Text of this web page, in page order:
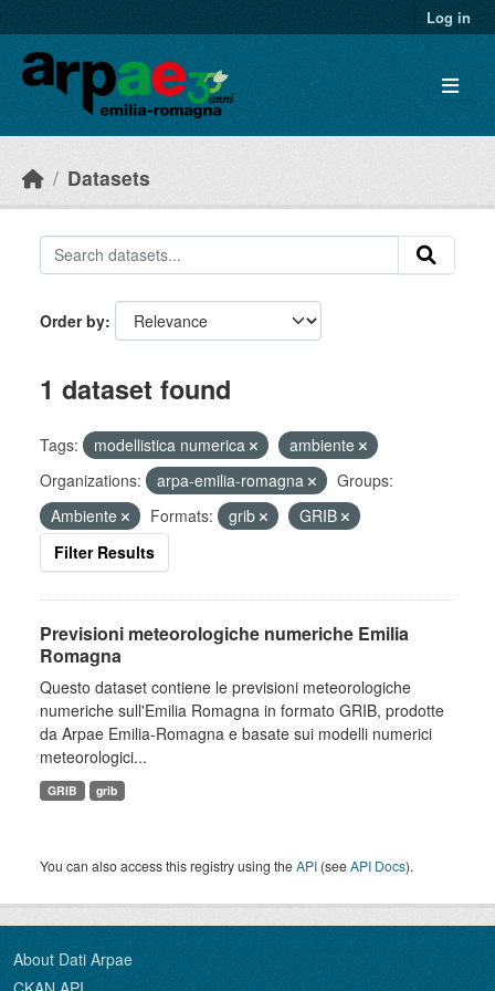
Log in
Datasets
Order by
1 dataset found
Tags: modellistica numerica
ambiente
Organizations:
arpa-emilia-romagna
Groups:
Ambiente
Formats: grib
GRIB
Filter Results
Previsioni meteorologiche numeriche Emilia
Romagna
Questo dataset contiene le previsioni meteorologiche
numeriche sull'Emilia Romagna in formato GRIB, prodotte
da Arpae Emilia-Romagna e basate sui modelli numerici
meteorologici...
GRIB grib
You can also access this registry using theAPI (seeAPI Docs).
About Dati Arpae